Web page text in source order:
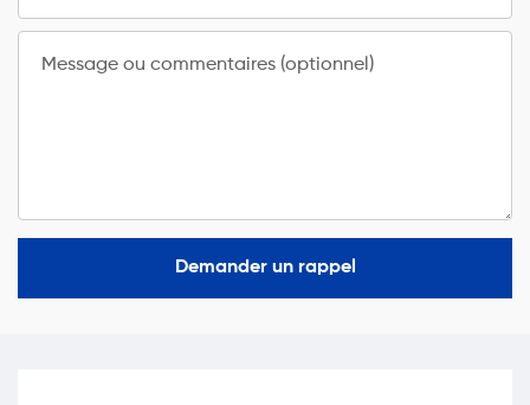
Message ou commentaires (optionnel)
Demander un rappel